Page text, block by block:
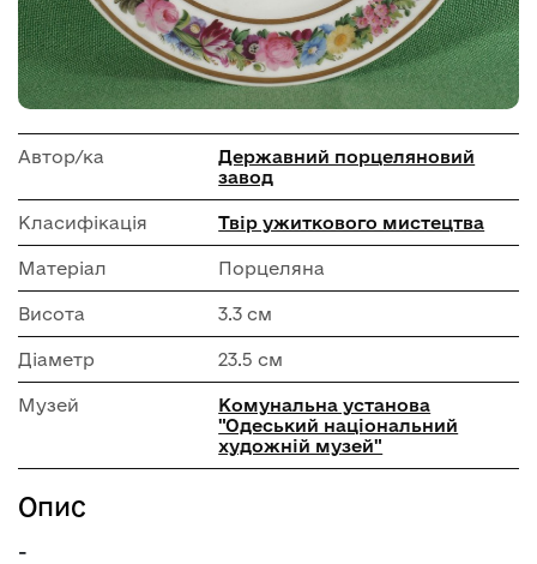
Автор/ка
Державний порцеляновий
завод
Класифікація Твір ужиткового мистецтва
Матеріал Порцеляна
Висота 3.3 см
Діаметр 23.5 см
Музей
Комунальна установа
"Одеський національний
художній музей"
Опис
-